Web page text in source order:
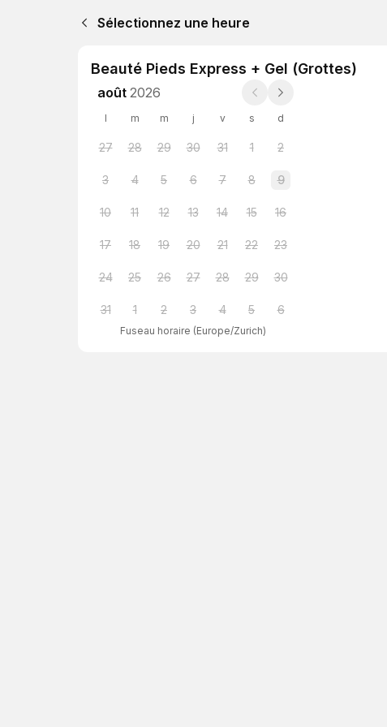
Sélectionnez une heure
Beauté Pieds Express + Gel (Grottes)
août 2026
l m m j v s d
27 28 29 30 31 1 2
3 4 5 6 7 8 9
10 11 12 13 14 15 16
17 18 19 20 21 22 23
24 25 26 27 28 29 30
31 1 2 3 4 5 6
Fuseau horaire (Europe/Zurich)